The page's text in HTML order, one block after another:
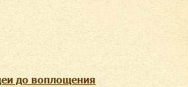
до воплощения